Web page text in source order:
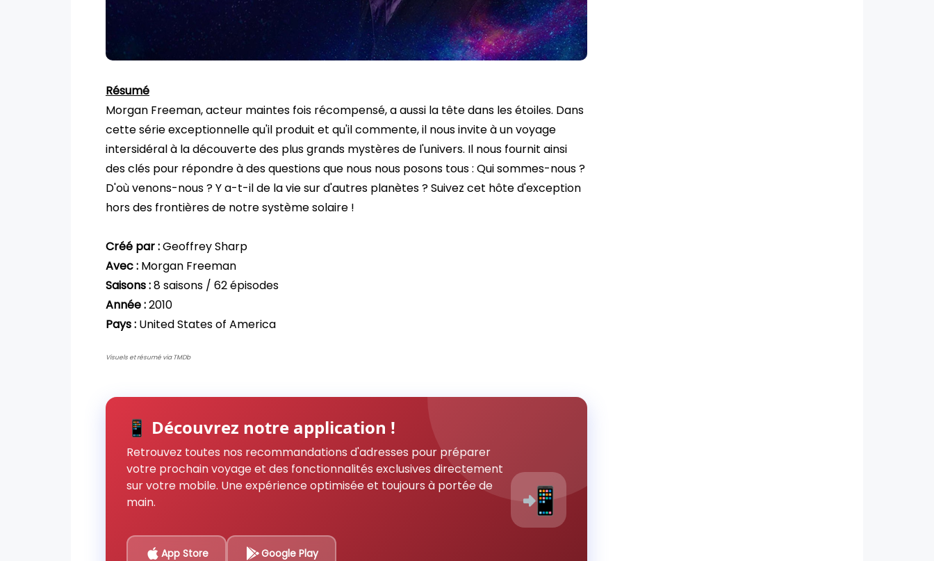
Résumé
Morgan Freeman, acteur maintes fois récompensé, a aussi la tête dans les étoiles. Dans
cette série exceptionnelle qu'il produit et qu'il commente, il nous invite à un voyage
intersidéral à la découverte des plus grands mystères de l'univers. Il nous fournit ainsi
des clés pour répondre à des questions que nous nous posons tous : Qui sommes-nous ?
D'où venons-nous ? Y a-t-il de la vie sur d'autres planètes ? Suivez cet hôte d'exception
hors des frontières de notre système solaire !
Créé par :Geoffrey Sharp
Avec : Morgan Freeman
Saisons :8 saisons / 62 épisodes
Année :2010
Pays : United States of America
Visuels et résumé via TMDb
📱 Découvrez notre application !
Retrouvez toutes nos recommandations d'adresses pour préparer
votre prochain voyage et des fonctionnalités exclusives directement
sur votre mobile. Une expérience optimisée et toujours à portée de
main.
App Store Google Play
📲